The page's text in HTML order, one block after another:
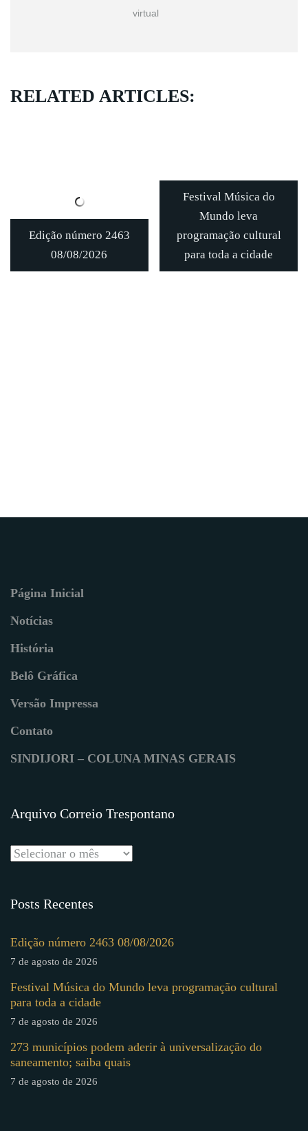
virtual
RELATED ARTICLES:
Edição número 2463
08/08/2026
Festival Música do
Mundo leva
programação cultural
para toda a cidade
Página Inicial
Notícias
História
Belô Gráfica
Versão Impressa
Contato
SINDIJORI – COLUNA MINAS GERAIS
Arquivo Correio Trespontano
Posts Recentes
Edição número 2463 08/08/2026
7 de agosto de 2026
Festival Música do Mundo leva programação cultural
para toda a cidade
7 de agosto de 2026
273 municípios podem aderir à universalização do
saneamento; saiba quais
7 de agosto de 2026